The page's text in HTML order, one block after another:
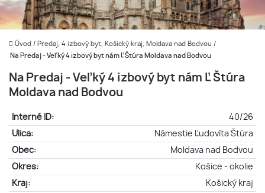
Úvod / Predaj, 4 izbový byt, Košický kraj, Moldava nad Bodvou /
Na Predaj - Veľký 4 izbový byt nám Ľ Štúra Moldava nad Bodvou
Na Predaj - Veľký 4 izbový byt nám Ľ Štúra
Moldava nad Bodvou
Interné ID:
40/26
Ulica:
Námestie Ľudovíta Štúra
Obec:
Moldava nad Bodvou
Okres:
Košice - okolie
Kraj:
Košický kraj